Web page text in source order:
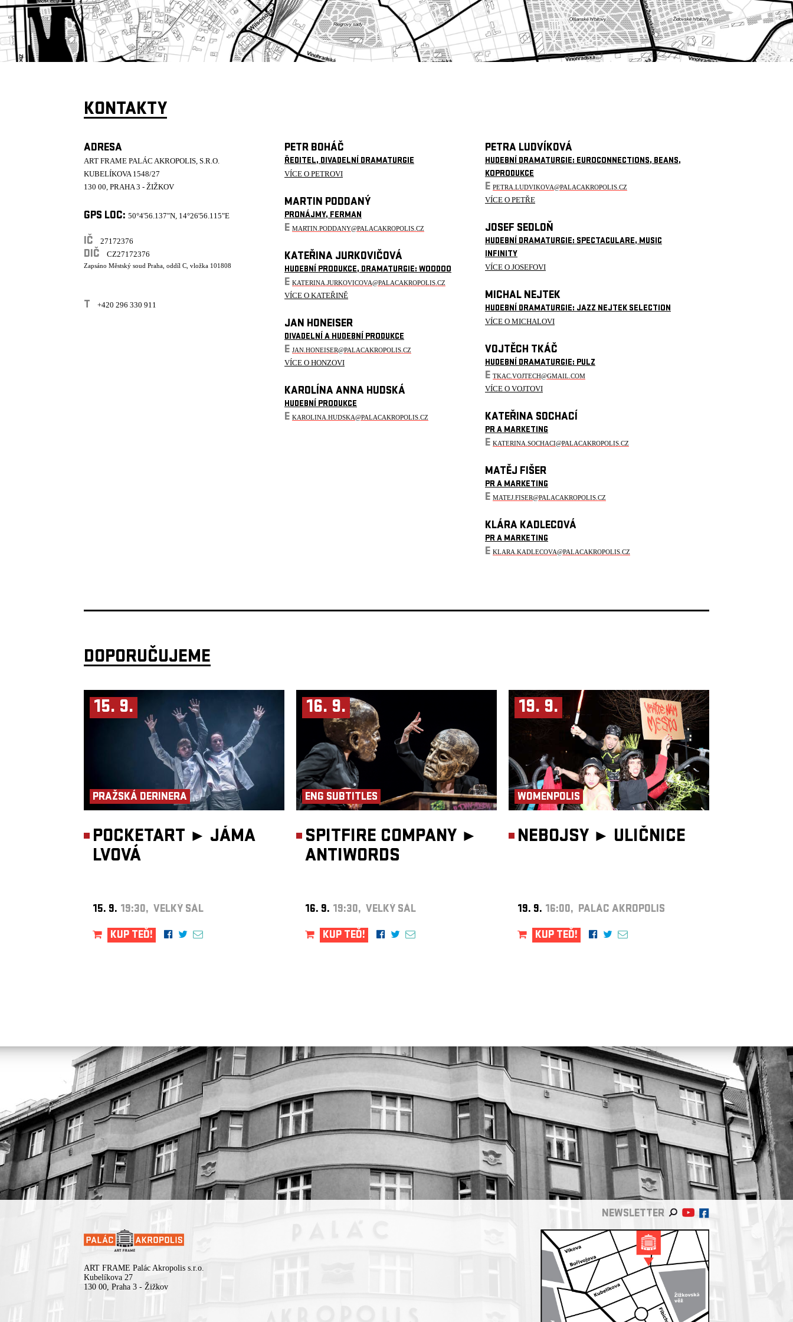
KONTAKTY
ADRESA
ART FRAME PALÁC AKROPOLIS, S.R.O.
KUBELÍKOVA 1548/27
130 00, PRAHA 3 - ŽIŽKOV
GPS LOC: 50°4'56.137"N, 14°26'56.115"E
IČ 27172376
DIČ CZ27172376
Zapsáno Městský soud Praha, oddíl C, vložka 101808
T +420 296 330 911
PETR BOHÁČ
ŘEDITEL, DIVADELNÍ DRAMATURGIE
VÍCE O PETROVI
MARTIN PODDANÝ
PRONÁJMY, FERMAN
E MARTIN.PODDANY@PALACAKROPOLIS.CZ
KATEŘINA JURKOVIČOVÁ
HUDEBNÍ PRODUKCE, DRAMATURGIE: WOODOO
E KATERINA.JURKOVICOVA@PALACAKROPOLIS.CZ
VÍCE O KATEŘINĚ
JAN HONEISER
DIVADELNÍ A HUDEBNÍ PRODUKCE
E JAN.HONEISER@PALACAKROPOLIS.CZ
VÍCE O HONZOVI
KAROLÍNA ANNA HUDSKÁ
HUDEBNÍ PRODUKCE
E KAROLINA.HUDSKA@PALACAKROPOLIS.CZ
PETRA LUDVÍKOVÁ
HUDEBNÍ DRAMATURGIE: EUROCONNECTIONS, BEANS,
KOPRODUKCE
E PETRA.LUDVIKOVA@PALACAKROPOLIS.CZ
VÍCE O PETŘE
JOSEF SEDLOŇ
HUDEBNÍ DRAMATURGIE: SPECTACULARE, MUSIC
INFINITY
VÍCE O JOSEFOVI
MICHAL NEJTEK
HUDEBNÍ DRAMATURGIE: JAZZ NEJTEK SELECTION
VÍCE O MICHALOVI
VOJTĚCH TKÁČ
HUDEBNÍ DRAMATURGIE: PULZ
E TKAC.VOJTECH@GMAIL.COM
VÍCE O VOJTOVI
KATEŘINA SOCHACÍ
PR A MARKETING
E KATERINA.SOCHACI@PALACAKROPOLIS.CZ
MATĚJ FIŠER
PR A MARKETING
E MATEJ.FISER@PALACAKROPOLIS.CZ
KLÁRA KADLECOVÁ
PR A MARKETING
E KLARA.KADLECOVA@PALACAKROPOLIS.CZ
DOPORUČUJEME
15. 9.
PRAŽSKÁ DERINERA
POCKETART ► JÁMA
LVOVÁ
15. 9. 19:30, VELKÝ SÁL
KUP TEĎ!
16. 9.
ENG SUBTITLES
SPITFIRE COMPANY ►
ANTIWORDS
16. 9. 19:30, VELKÝ SÁL
KUP TEĎ!
19. 9.
WOMENPOLIS
NEBOJSY ► ULIČNICE
19. 9. 16:00, PALÁC AKROPOLIS
KUP TEĎ!
NEWSLETTER
ART FRAME Palác Akropolis s.r.o.
Kubelíkova 27
130 00, Praha 3 - Žižkov